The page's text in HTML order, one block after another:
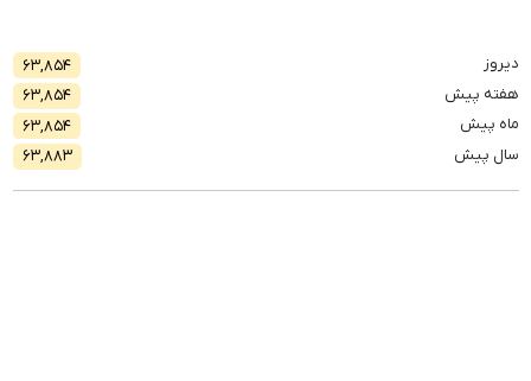
دیروز
۶۳,۸۵۴
هفته پیش
۶۳,۸۵۴
ماه پیش
۶۳,۸۵۴
سال پیش
۶۳,۸۸۳